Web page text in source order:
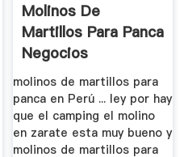
Molinos De
Martillos Para Panca
Negocios
molinos de martillos para
panca en Perú ... ley por hay
que el camping el molino
en zarate esta muy bueno y
molinos de martillos para